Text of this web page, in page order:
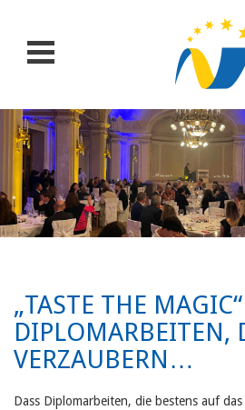
„TASTE THE MAGIC“
DIPLOMARBEITEN,
VERZAUBERN…
Dass Diplomarbeiten, die bestens auf